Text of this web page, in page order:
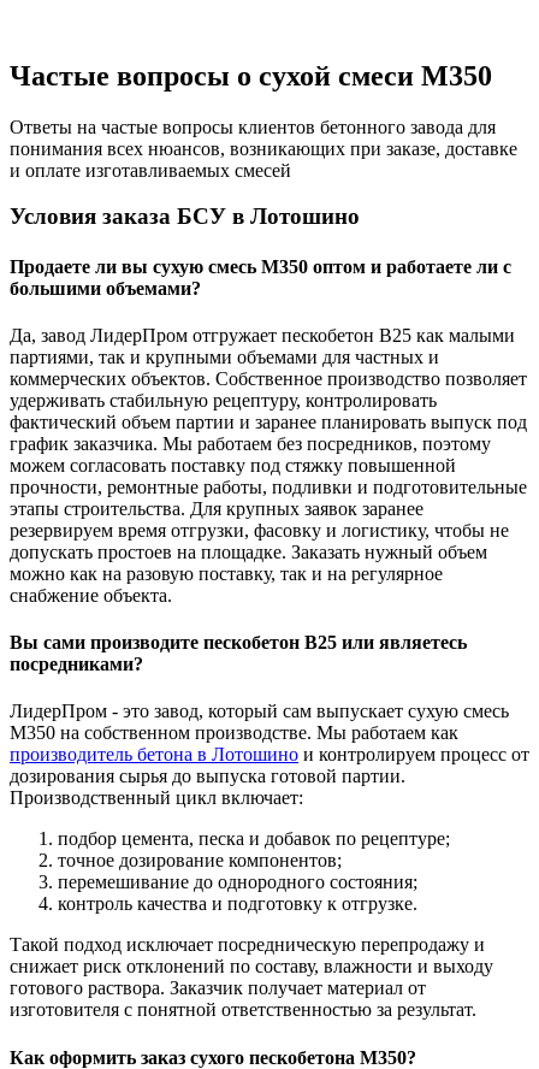
Частые вопросы о сухой смеси М350
Ответы на частые вопросы клиентов бетонного завода для
понимания всех нюансов, возникающих при заказе, доставке
и оплате изготавливаемых смесей
Условия заказа БСУ в Лотошино
Продаете ли вы сухую смесь М350 оптом и работаете ли с
большими объемами?
Да, завод ЛидерПром отгружает пескобетон В25 как малыми
партиями, так и крупными объемами для частных и
коммерческих объектов. Собственное производство позволяет
удерживать стабильную рецептуру, контролировать
фактический объем партии и заранее планировать выпуск под
график заказчика. Мы работаем без посредников, поэтому
можем согласовать поставку под стяжку повышенной
прочности, ремонтные работы, подливки и подготовительные
этапы строительства. Для крупных заявок заранее
резервируем время отгрузки, фасовку и логистику, чтобы не
допускать простоев на площадке. Заказать нужный объем
можно как на разовую поставку, так и на регулярное
снабжение объекта.
Вы сами производите пескобетон В25 или являетесь
посредниками?
ЛидерПром - это завод, который сам выпускает сухую смесь
М350 на собственном производстве. Мы работаем как
производитель бетона в Лотошино и контролируем процесс от
дозирования сырья до выпуска готовой партии.
Производственный цикл включает:
подбор цемента, песка и добавок по рецептуре;
точное дозирование компонентов;
перемешивание до однородного состояния;
контроль качества и подготовку к отгрузке.
Такой подход исключает посредническую перепродажу и
снижает риск отклонений по составу, влажности и выходу
готового раствора. Заказчик получает материал от
изготовителя с понятной ответственностью за результат.
Как оформить заказ сухого пескобетона М350?